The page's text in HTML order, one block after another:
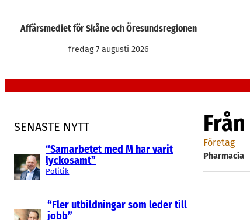
Affärsmediet för Skåne och Öresundsregionen
fredag 7 augusti 2026
SENASTE NYTT
“Samarbetet med M har varit
lyckosamt”
Politik
“Fler utbildningar som leder till
jobb”
Från
Företag
Pharmacia